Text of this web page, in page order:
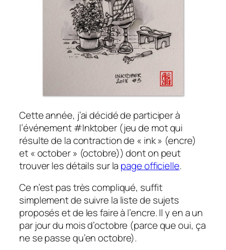
Cette année, j’ai décidé de participer à
l’événement #Inktober (jeu de mot qui
résulte de la contraction de « ink » (encre)
et « october » (octobre)) dont on peut
trouver les détails sur la page officielle.
Ce n’est pas très compliqué, suffit
simplement de suivre la liste de sujets
proposés et de les faire à l’encre. Il y en a un
par jour du mois d’octobre (parce que oui, ça
ne se passe qu’en octobre).